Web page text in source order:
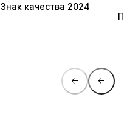
Знак качества 2024